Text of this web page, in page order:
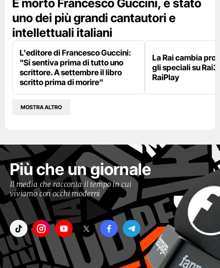
È morto Francesco Guccini, è stato
uno dei più grandi cantautori e
intellettuali italiani
L'editore di Francesco Guccini:
"Si sentiva prima di tutto uno
scrittore. A settembre il libro
scritto prima di morire"
La Rai cambia
gli speciali su
RaiPlay
MOSTRA ALTRO
Più che un giornale
Il media che racconta il tempo in cui
viviamo con occhi moderni